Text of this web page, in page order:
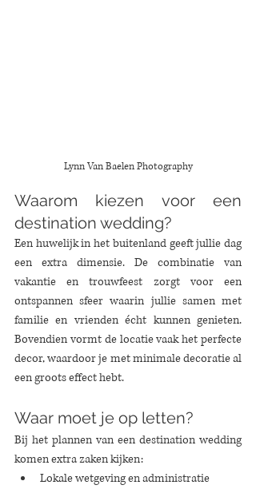
Lynn Van Baelen Photography
Waarom kiezen voor een
destination wedding?
Een huwelijk in het buitenland geeft jullie dag
een extra dimensie. De combinatie van
vakantie en trouwfeest zorgt voor een
ontspannen sfeer waarin jullie samen met
familie en vrienden écht kunnen genieten.
Bovendien vormt de locatie vaak het perfecte
decor, waardoor je met minimale decoratie al
een groots effect hebt.
Waar moet je op letten?
Bij het plannen van een destination wedding
komen extra zaken kijken:
Lokale wetgeving en administratie